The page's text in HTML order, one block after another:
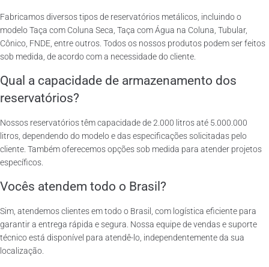
Fabricamos diversos tipos de reservatórios metálicos, incluindo o
modelo Taça com Coluna Seca, Taça com Água na Coluna, Tubular,
Cônico, FNDE, entre outros. Todos os nossos produtos podem ser feitos
sob medida, de acordo com a necessidade do cliente.
Qual a capacidade de armazenamento dos
reservatórios?
Nossos reservatórios têm capacidade de 2.000 litros até 5.000.000
litros, dependendo do modelo e das especificações solicitadas pelo
cliente. Também oferecemos opções sob medida para atender projetos
específicos.
Vocês atendem todo o Brasil?
Sim, atendemos clientes em todo o Brasil, com logística eficiente para
garantir a entrega rápida e segura. Nossa equipe de vendas e suporte
técnico está disponível para atendê-lo, independentemente da sua
localização.